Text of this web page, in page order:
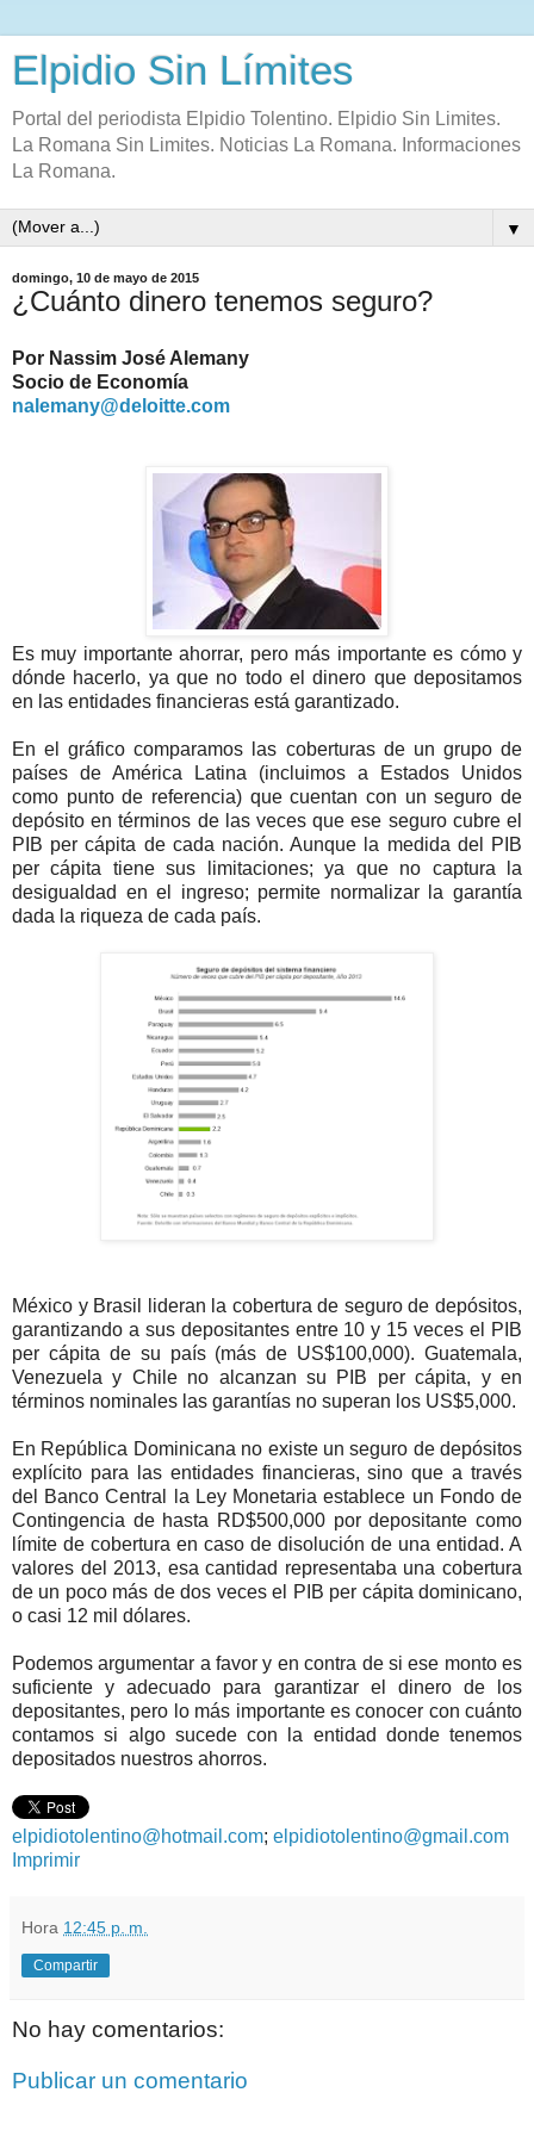
Elpidio Sin Límites
Portal del periodista Elpidio Tolentino. Elpidio Sin Limites.
La Romana Sin Limites. Noticias La Romana. Informaciones
La Romana.
▼
domingo, 10 de mayo de 2015
¿Cuánto dinero tenemos seguro?
Por Nassim José Alemany
Socio de Economía
nalemany@deloitte.com
Es muy importante ahorrar, pero más importante es cómo y
dónde hacerlo, ya que no todo el dinero que depositamos
en las entidades financieras está garantizado.
En el gráfico comparamos las coberturas de un grupo de
países de América Latina (incluimos a Estados Unidos
como punto de referencia) que cuentan con un seguro de
depósito en términos de las veces que ese seguro cubre el
PIB per cápita de cada nación. Aunque la medida del PIB
per cápita tiene sus limitaciones; ya que no captura la
desigualdad en el ingreso; permite normalizar la garantía
dada la riqueza de cada país.
México y Brasil lideran la cobertura de seguro de depósitos,
garantizando a sus depositantes entre 10 y 15 veces el PIB
per cápita de su país (más de US$100,000). Guatemala,
Venezuela y Chile no alcanzan su PIB per cápita, y en
términos nominales las garantías no superan los US$5,000.
En República Dominicana no existe un seguro de depósitos
explícito para las entidades financieras, sino que a través
del Banco Central la Ley Monetaria establece un Fondo de
Contingencia de hasta RD$500,000 por depositante como
límite de cobertura en caso de disolución de una entidad. A
valores del 2013, esa cantidad representaba una cobertura
de un poco más de dos veces el PIB per cápita dominicano,
o casi 12 mil dólares.
Podemos argumentar a favor y en contra de si ese monto es
suficiente y adecuado para garantizar el dinero de los
depositantes, pero lo más importante es conocer con cuánto
contamos si algo sucede con la entidad donde tenemos
depositados nuestros ahorros.
elpidiotolentino@hotmail.com; elpidiotolentino@gmail.com
Imprimir
Hora 12:45 p. m.
Compartir
No hay comentarios:
Publicar un comentario